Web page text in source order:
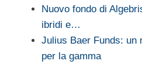
Nuovo fondo di
ibridi e…
Julius Baer Funds: un
per la gamma